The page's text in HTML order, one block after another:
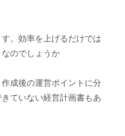
。効率を上げるだけでは
のでしょうか
成後の運営ポイントに分
ていない経営計画書もあ